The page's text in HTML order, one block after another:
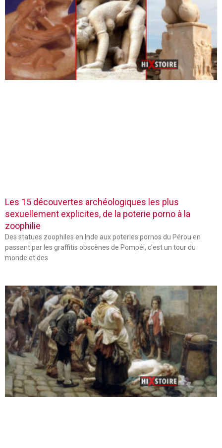
Les 15 découvertes archéologiques les plus
sexuellement explicites, de la poterie porno à la
zoophilie
Des statues zoophiles en Inde aux poteries pornos du Pérou en
passant par les graffitis obscènes de Pompéi, c’est un tour du
monde et des